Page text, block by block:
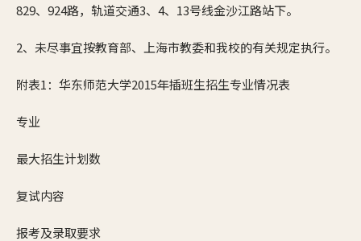
829、924路，轨道交通3、4、13号线金沙江路站下。
2、未尽事宜按教育部、上海市教委和我校的有关规定执行。
附表1：华东师范大学2015年插班生招生专业情况表
专业
最大招生计划数
复试内容
报考及录取要求